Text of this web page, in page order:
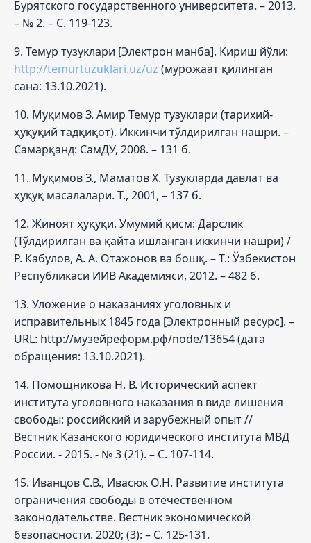
Бурятского государственного университета. – 2013.
– № 2. – С. 119-123.
9. Темур тузуклари [Электрон манба]. Кириш йўли:
http://temurtuzuklari.uz/uz (мурожаат қилинган
сана: 13.10.2021).
10. Муқимов З. Амир Темур тузуклари (тарихий-
ҳуқуқий тадқиқот). Иккинчи тўлдирилган нашри. –
Самарқанд: СамДУ, 2008. – 131 б.
11. Муқимов З., Маматов Х. Тузукларда давлат ва
ҳуқуқ масалалари. Т., 2001, – 137 б.
12. Жинoят ҳуқуқи. Умумий қисм: Дaрслик
(Тўлдирилган ва қайта ишланган иккинчи нашри) /
Р. Кабулов, А. А. Отажонов вa бoшқ. – Т.: Ўзбeкистoн
Рeспубликaси ИИВ Aкaдeмияси, 2012. – 482 б.
13. Уложение о наказаниях уголовных и
исправительных 1845 года [Электронный ресурс]. –
URL: http://музейреформ.рф/node/13654 (дата
обращения: 13.10.2021).
14. Помощникова Н. В. Исторический аспект
института уголовного наказания в виде лишения
свободы: российский и зарубежный опыт //
Вестник Казанского юридического института МВД
России. - 2015. - № 3 (21). – С. 107-114.
15. Иванцов С.В., Ивасюк О.Н. Развитие института
ограничения свободы в отечественном
законодательстве. Вестник экономической
безопасности. 2020; (3): – С. 125-131.